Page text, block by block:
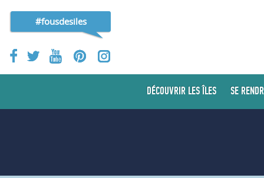
#fousdesiles
DÉCOUVRIR LES ÎLES SE